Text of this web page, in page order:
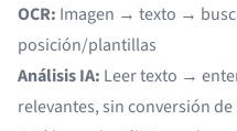
OCR: Imagen → texto →
posición/plantillas
Análisis IA: Leer texto →
relevantes, sin conversión de